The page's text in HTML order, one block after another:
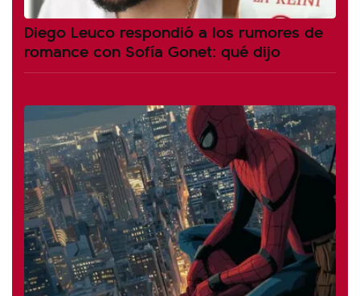
Diego Leuco respondió a los rumores de
romance con Sofía Gonet: qué dijo